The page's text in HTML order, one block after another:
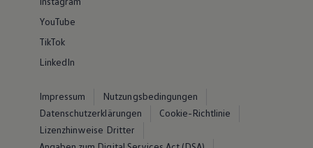
YouTube
TikTok
LinkedIn
Impressum
Nutzungsbedingungen
Datenschutzerklärungen
Cookie-Richtlinie
Lizenzhinweise Dritter